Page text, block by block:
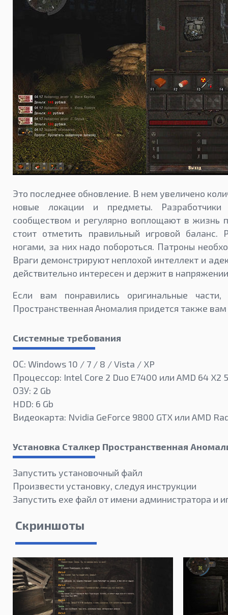
Это последнее обновление. В нем увеличено
новые локации и предметы.
сообществом и регулярно воплощают в жизнь
стоит отметить правильный игровой
ногами, за них надо побороться. Патроны
Враги демонстрируют неплохой интеллект и
действительно интересен и держит в
Если вам понравились оригинальные
Пространственная Аномалия придется также вам
Системные требования
ОС: Windows 10 / 7 / 8 / Vista / XP
Процессор: Intel Core 2 Duo E7400 или AMD 64 X2
ОЗУ: 2 Gb
HDD: 6 Gb
Видеокарта: Nvidia GeForce 9800 GTX или AMD
Установка Сталкер Пространственная
Запустить установочный файл
Произвести установку, следуя инструкции
Запустить exe файл от имени администратора и
Скриншоты